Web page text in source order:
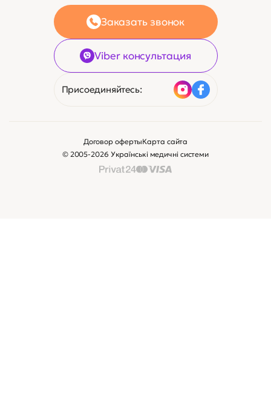
Заказать звонок
Viber консультация
Присоединяйтесь:
© 2005-2026 Українські медичні системи
Договор офертыКарта сайта